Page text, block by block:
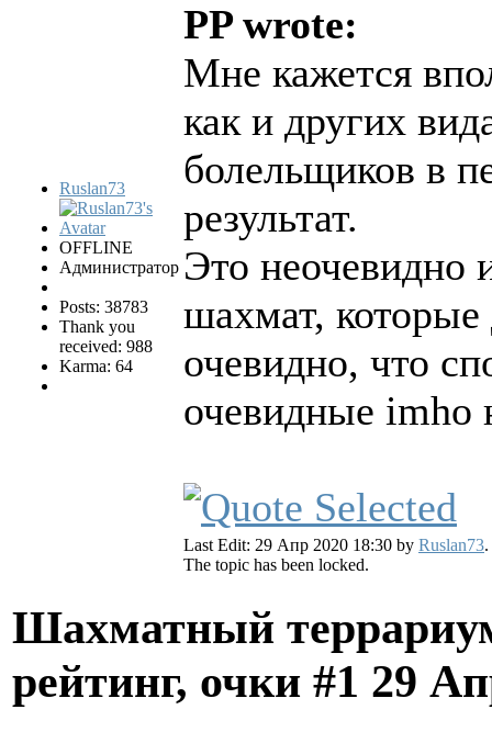
Ruslan73
OFFLINE
Администратор
Posts: 38783
Thank you
received: 988
Karma: 64
PP wrote:
Мне кажется
как и других
болельщиков в
результат.
Это неочевидно
шахмат,
очевидно, что
очевидные imho
Last Edit: 29 Апр 2020 18:30 by Ruslan73.
The topic has been locked.
Шахматный
рейтинг, очки #1 29